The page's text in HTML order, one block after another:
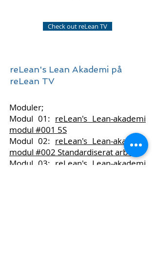
Check out reLean TV
reLean's Lean Akademi på
reLean TV
Moduler;
Modul 01: reLean's Lean-akademi
modul #001 5S
Modul 02: reLean's Lean-akademi
modul #002 Standardiserat arbete
Modul 03: reLean's Lean-akademi